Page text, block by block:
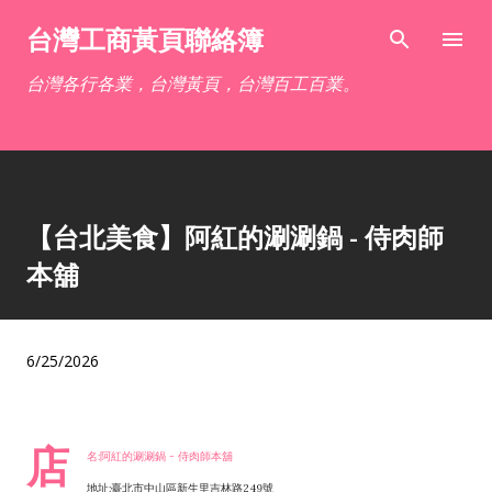
跳到主要內容
台灣工商黃頁聯絡簿
台灣各行各業，台灣黃頁，台灣百工百業。
【台北美食】阿紅的涮涮鍋 - 侍肉師
本舖
6/25/2026
店 名:阿紅的涮涮鍋 - 侍肉師本舖
地址:臺北市中山區新生里吉林路249號